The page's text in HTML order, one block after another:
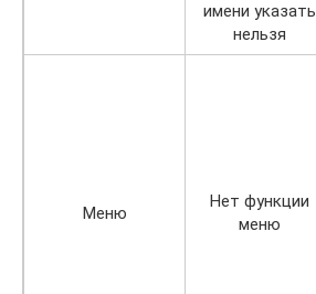
имени указать
нельзя
Меню
Нет функции
меню